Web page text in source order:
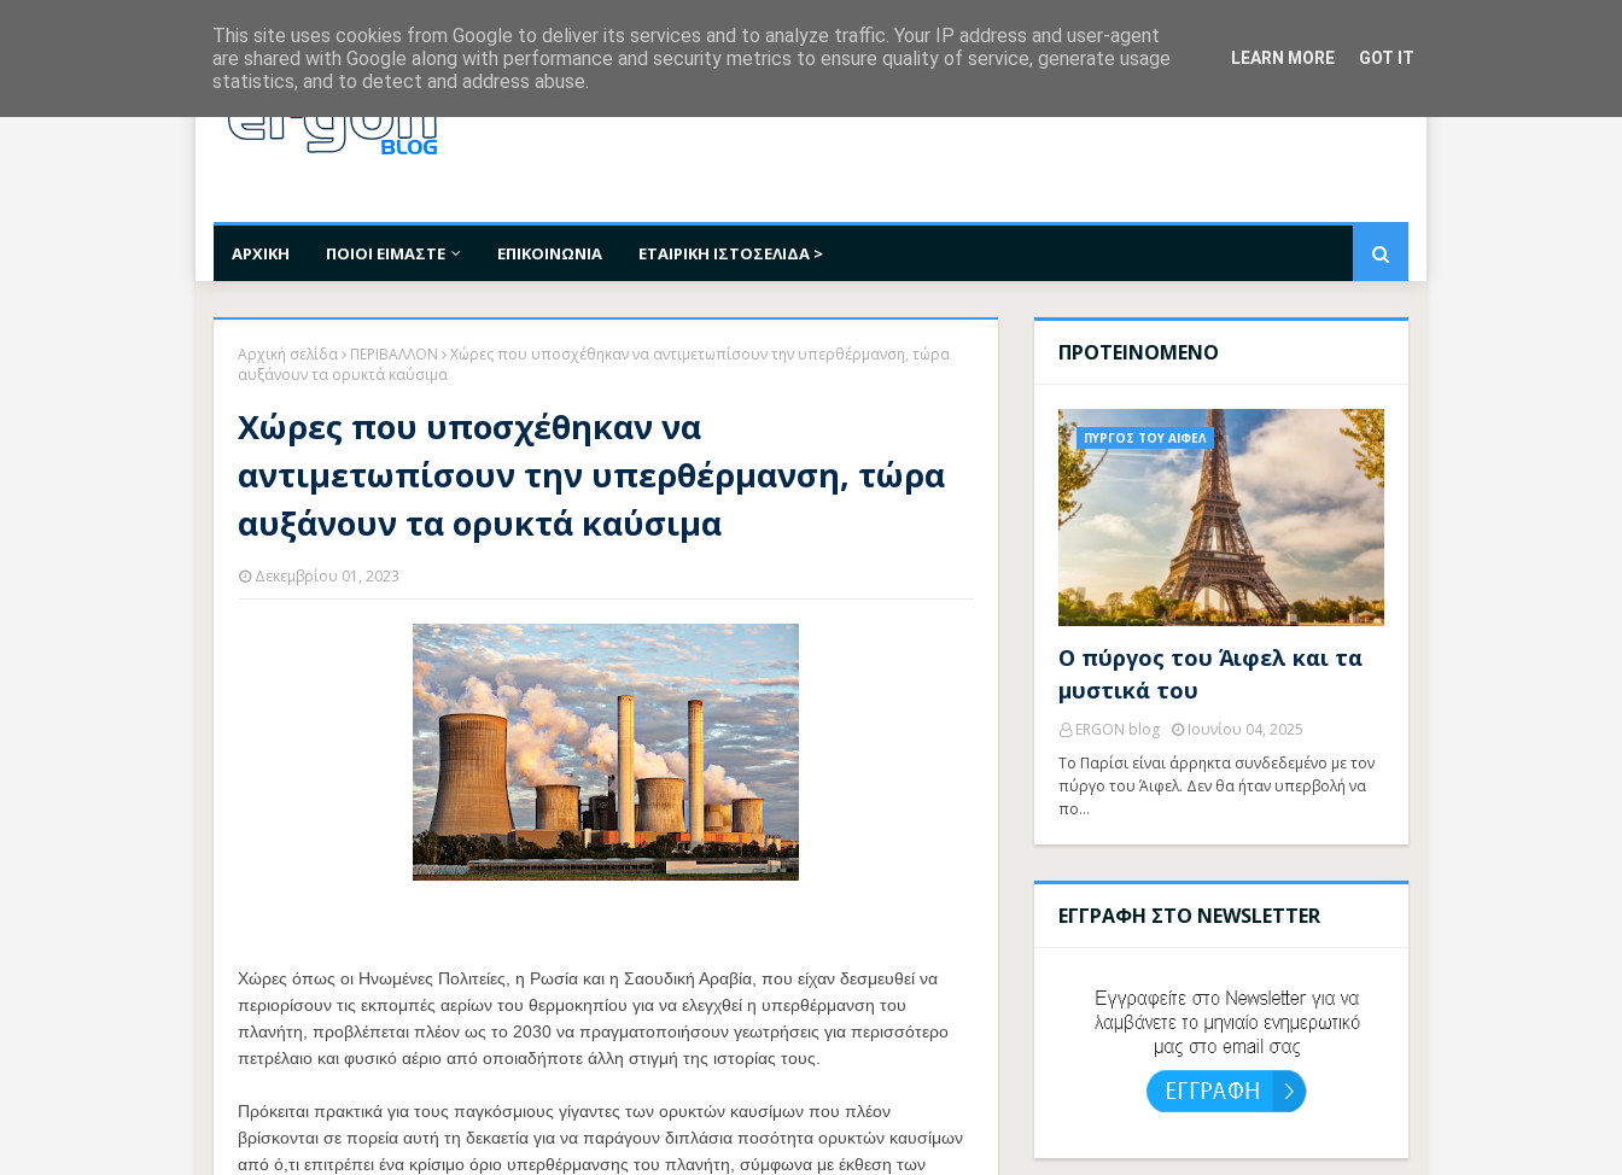
ΑΡΧΙΚΗ ΠΟΙΟΙ ΕΙΜΑΣΤΕ ΕΠΙΚΟΙΝΩΝΙΑ ΕΤΑΙΡΙΚΗ ΙΣΤΟΣΕΛΙΔΑ >
Αρχική σελίδα ΠΕΡΙΒΑΛΛΟΝ
Χώρες που υποσχέθηκαν να αντιμετωπίσουν την υπερθέρμανση, τώρα
αυξάνουν τα ορυκτά καύσιμα
Χώρες που υποσχέθηκαν να
αντιμετωπίσουν την υπερθέρμανση, τώρα
αυξάνουν τα ορυκτά καύσιμα
Δεκεμβρίου 01, 2023
Χώρες όπως οι Ηνωμένες Πολιτείες, η Ρωσία και η Σαουδική Αραβία, που είχαν δεσμευθεί να
περιορίσουν τις εκπομπές αερίων του θερμοκηπίου για να ελεγχθεί η υπερθέρμανση του
πλανήτη, προβλέπεται πλέον ως το 2030 να πραγματοποιήσουν γεωτρήσεις για περισσότερο
πετρέλαιο και φυσικό αέριο από οποιαδήποτε άλλη στιγμή της ιστορίας τους.
Πρόκειται πρακτικά για τους παγκόσμιους γίγαντες των ορυκτών καυσίμων που πλέον
βρίσκονται σε πορεία αυτή τη δεκαετία για να παράγουν διπλάσια ποσότητα ορυκτών καυσίμων
από ό,τι επιτρέπει ένα κρίσιμο όριο υπερθέρμανσης του πλανήτη, σύμφωνα με έκθεση των
ΠΡΟΤΕΙΝΟΜΕΝΟ
ΠΥΡΓΟΣ ΤΟΥ ΑΙΦΕΛ
Ο πύργος του Άιφελ και τα
μυστικά του
ERGON blog
Ιουνίου 04, 2025
Το Παρίσι είναι άρρηκτα συνδεδεμένο με τον
πύργο του Άιφελ. Δεν θα ήταν υπερβολή να
πο…
ΕΓΓΡΑΦΗ ΣΤΟ NEWSLETTER
This site uses cookies from Google to deliver its services and to analyze traffic. Your IP address and user-agent
are shared with Google along with performance and security metrics to ensure quality of service, generate usage
statistics, and to detect and address abuse.
LEARN MORE GOT IT